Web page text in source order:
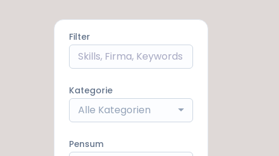
Filter
Kategorie
Alle Kategorien
Pensum